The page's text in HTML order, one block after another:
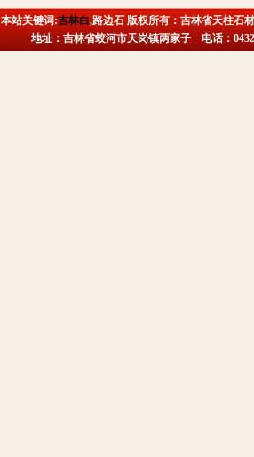
本站关键词:吉林白,路边石 版权所有：吉林省天柱石
地址：吉林省蛟河市天岗镇两家子 电话：